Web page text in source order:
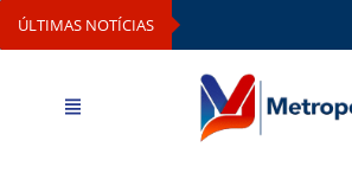
ÚLTIMAS NOTÍCIAS